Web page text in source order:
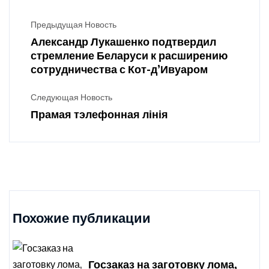
Предыдущая Новость
Александр Лукашенко подтвердил
стремление Беларуси к расширению
сотрудничества с Кот-д’Ивуаром
Следующая Новость
Прамая тэлефонная лінія
Похожие публикации
Госзаказ на заготовку лома,